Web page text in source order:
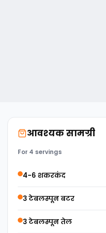
आवश्यक सामग्री
For 4 servings
4-6 शकरकंद
3 टेबलस्पून बटर
3 टेबलस्पून तेल